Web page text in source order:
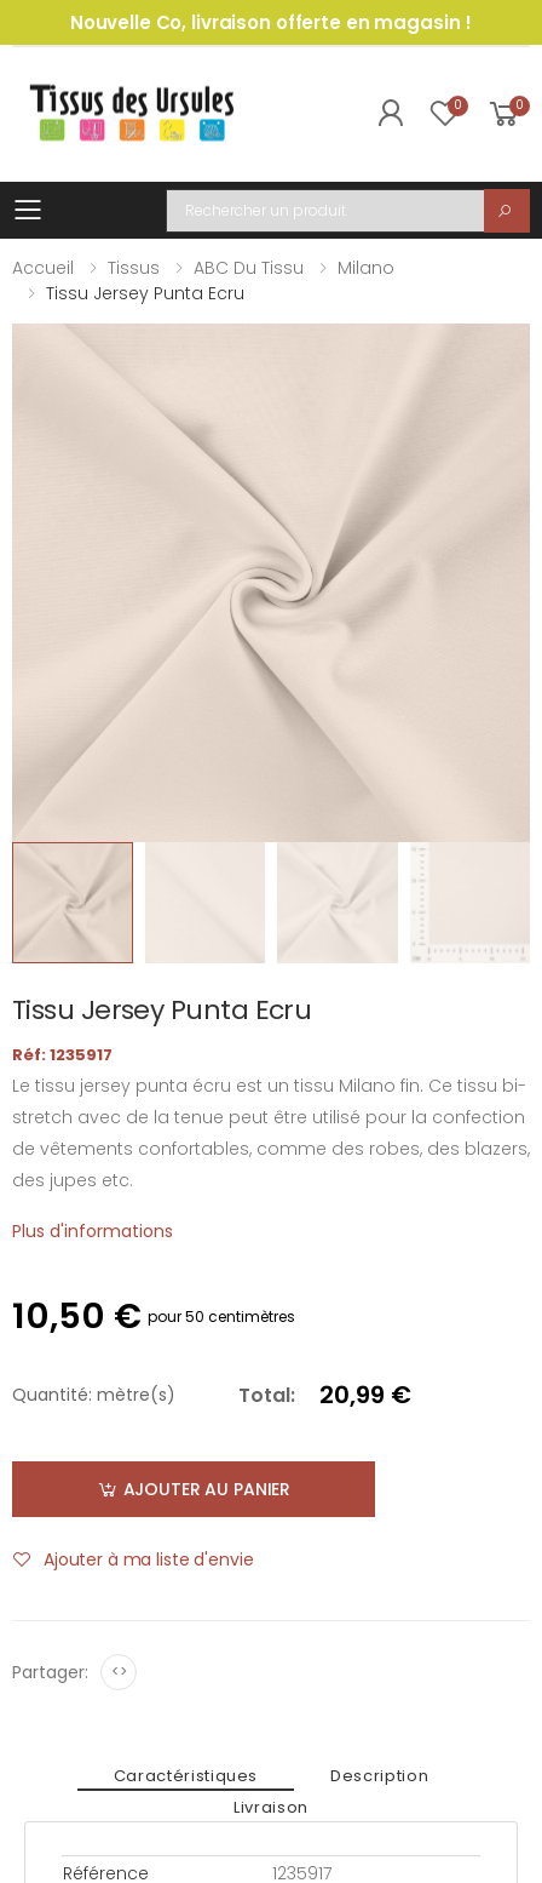
Nouvelle Co, livraison offerte en magasin !
0 0
Toggle mobile menu
Recherche
Accueil
Tissus ABC Du Tissu
Milano
Tissu Jersey Punta Ecru
Tissu Jersey Punta Ecru
Réf: 1235917
Le tissu jersey punta écru est un tissu Milano fin. Ce tissu bi-
stretch avec de la tenue peut être utilisé pour la confection
de vêtements confortables, comme des robes, des blazers,
des jupes etc.
Plus d'informations
10,50 € pour 50 centimètres
Quantité: mètre(s) Total: 20,99 €
AJOUTER AU PANIER
Ajouter à ma liste d'envie
Partager: <>
Caractéristiques
Description
Livraison
Référence
1235917